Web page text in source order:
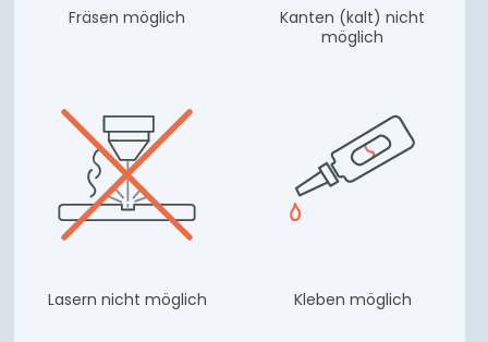
Fräsen möglich
Kanten (kalt) nicht
möglich
Lasern nicht möglich Kleben möglich